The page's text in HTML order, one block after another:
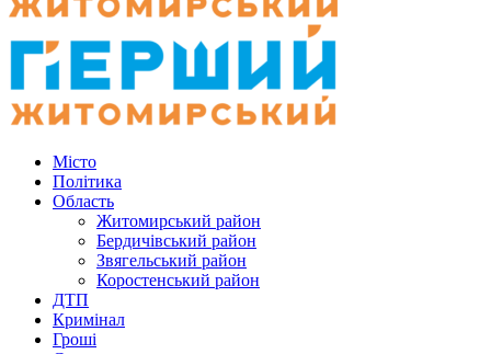
Місто
Політика
Область
Житомирський район
Бердичівський район
Звягельський район
Коростенський район
ДТП
Кримінал
Гроші